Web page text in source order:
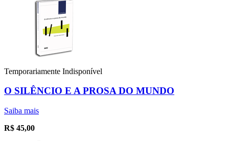
Temporariamente Indisponível
O SILÊNCIO E A PROSA DO MUNDO
Saiba mais
R$ 45,00